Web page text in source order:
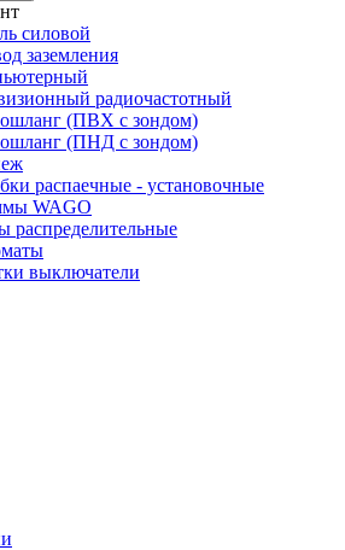
силовой
заземления
радиочастотный
(ПВХ с зондом)
(ПНД с зондом)
распаечные - установочные
WAGO
распределительные
выключатели